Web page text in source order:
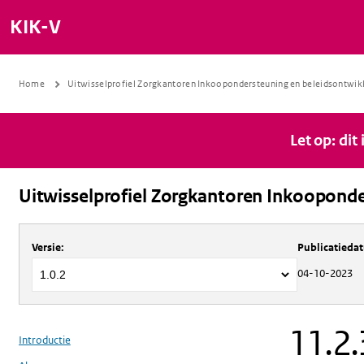
KIK-V
Home Uitwisselprofiel Zorgkantoren Inkoopondersteuning en
Let op: dit
Uitwisselprofiel Zorgkantoren
Over Uitwisselprofiel Zorgkantoren
Versie:
04-10-2023
Introductie